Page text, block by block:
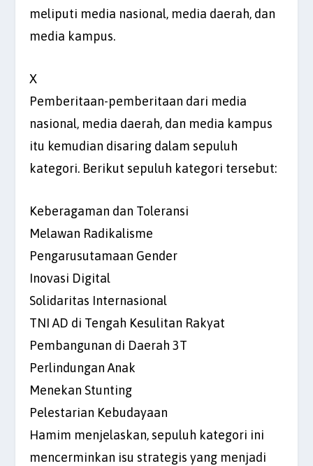
meliputi media nasional, media daerah, dan
media kampus.
X
Pemberitaan-pemberitaan dari media
nasional, media daerah, dan media kampus
itu kemudian disaring dalam sepuluh
kategori. Berikut sepuluh kategori tersebut:
Keberagaman dan Toleransi
Melawan Radikalisme
Pengarusutamaan Gender
Inovasi Digital
Solidaritas Internasional
TNI AD di Tengah Kesulitan Rakyat
Pembangunan di Daerah 3T
Perlindungan Anak
Menekan Stunting
Pelestarian Kebudayaan
Hamim menjelaskan, sepuluh kategori ini
mencerminkan isu strategis yang menjadi